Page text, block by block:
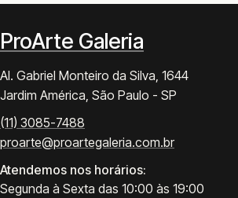
ProArte Galeria
Al. Gabriel Monteiro da Silva, 1644
Jardim América, São Paulo - SP
(11) 3085-7488
proarte@proartegaleria.com.br
Atendemos nos horários:
Segunda à Sexta das 10:00 às 19:00